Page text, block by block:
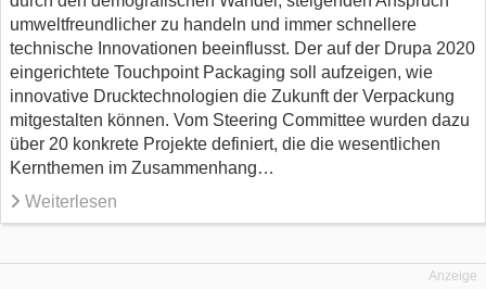
umweltfreundlicher zu handeln und immer schnellere
technische Innovationen beeinflusst. Der auf der Drupa 2020
eingerichtete Touchpoint Packaging soll aufzeigen, wie
innovative Drucktechnologien die Zukunft der Verpackung
mitgestalten können. Vom Steering Committee wurden dazu
über 20 konkrete Projekte definiert, die die wesentlichen
Kernthemen im Zusammenhang…
Weiterlesen
Anzeige